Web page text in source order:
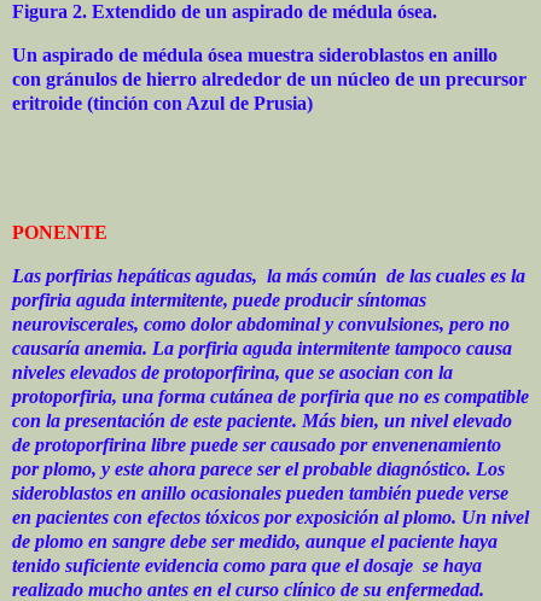
Figura 2. Extendido de un aspirado de médula ósea.
Un aspirado de médula ósea muestra sideroblastos en anillo
con gránulos de hierro alrededor de un núcleo de un precursor
eritroide (tinción con Azul de Prusia)
PONENTE
Las porfirias hepáticas agudas, la más común de las cuales es la
porfiria aguda intermitente, puede producir síntomas
neuroviscerales, como dolor abdominal y convulsiones, pero no
causaría anemia. La porfiria aguda intermitente tampoco causa
niveles elevados de protoporfirina, que se asocian con la
protoporfiria, una forma cutánea de porfiria que no es compatible
con la presentación de este paciente. Más bien, un nivel elevado
de protoporfirina libre puede ser causado por envenenamiento
por plomo, y este ahora parece ser el probable diagnóstico. Los
sideroblastos en anillo ocasionales pueden también puede verse
en pacientes con efectos tóxicos por exposición al plomo. Un nivel
de plomo en sangre debe ser medido, aunque el paciente haya
tenido suficiente evidencia como para que el dosaje se haya
realizado mucho antes en el curso clínico de su enfermedad.